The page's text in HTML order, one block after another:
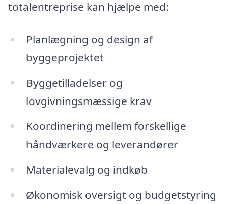
totalentreprise kan hjælpe med:
Planlægning og design af
byggeprojektet
Byggetilladelser og
lovgivningsmæssige krav
Koordinering mellem forskellige
håndværkere og leverandører
Materialevalg og indkøb
Økonomisk oversigt og budgetstyring